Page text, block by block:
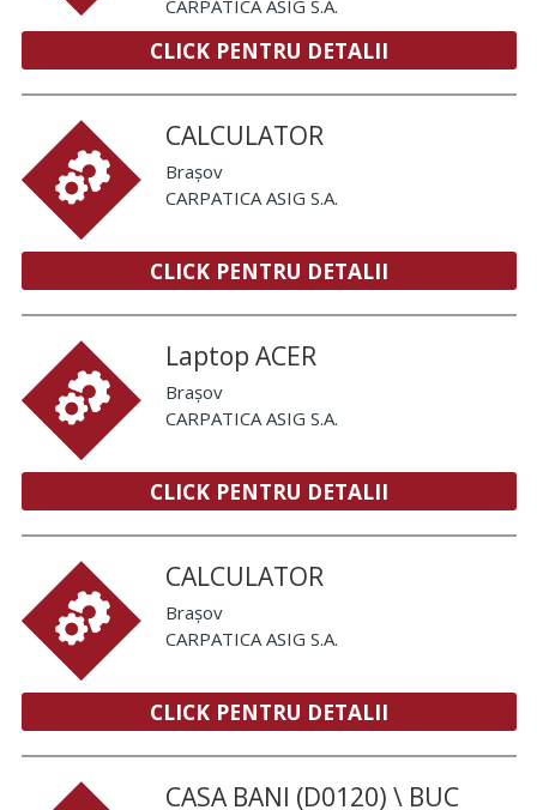
CARPATICA ASIG S.A.
CLICK PENTRU DETALII
CALCULATOR
Brașov
CARPATICA ASIG S.A.
CLICK PENTRU DETALII
Laptop ACER
Brașov
CARPATICA ASIG S.A.
CLICK PENTRU DETALII
CALCULATOR
Brașov
CARPATICA ASIG S.A.
CLICK PENTRU DETALII
CASA BANI (D0120) \ BUC